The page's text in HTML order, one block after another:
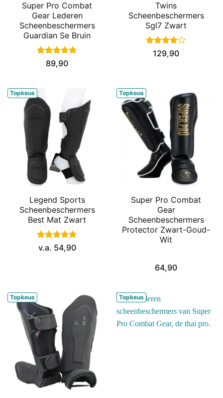
Super Pro Combat
Gear Lederen
Scheenbeschermers
Guardian Se Bruin
Gewaardeerd
uit 5
89,90
Twins
Scheenbeschermers
Sgl7 Zwart
Gewaardeerd
uit 5
129,90
Topkeus
Legend Sports
Scheenbeschermers
Best Mat Zwart
Gewaardeerd
v.a. 54,90
Topkeus
Super Pro Combat
Gear
Scheenbeschermers
Protector Zwart-Goud-
Wit
64,90
Topkeus Topkeus